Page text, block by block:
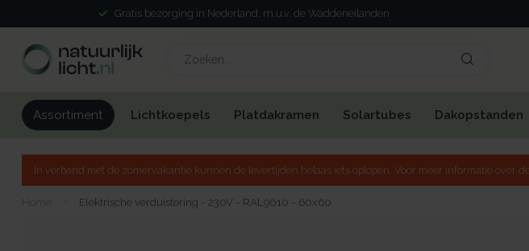
Gratis bezorging in Nederland, m.u.v. de Waddeneilanden
Assortiment Lichtkoepels Platdakramen Solartubes Dakopstanden
In verband met de zomervakantie kunnen de levertijden helaas iets oplopen. Voor meer informatie over
Home Elektrische verduistering - 230V - RAL9010 - 60x60